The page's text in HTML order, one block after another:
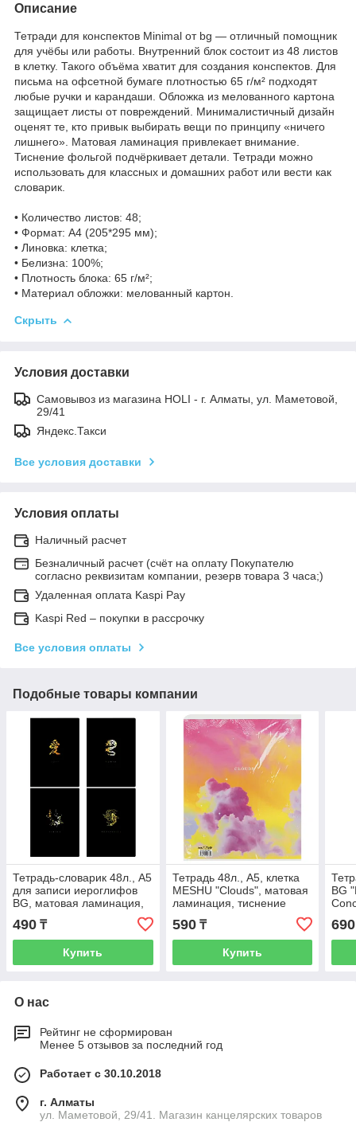
Описание
Тетради для конспектов Minimal от bg — отличный помощник
для учёбы или работы. Внутренний блок состоит из 48 листов
в клетку. Такого объёма хватит для создания конспектов. Для
письма на офсетной бумаге плотностью 65 г/м² подходят
любые ручки и карандаши. Обложка из мелованного картона
защищает листы от повреждений. Минималистичный дизайн
оценят те, кто привык выбирать вещи по принципу «ничего
лишнего». Матовая ламинация привлекает внимание.
Тиснение фольгой подчёркивает детали. Тетради можно
использовать для классных и домашних работ или вести как
словарик.
• Количество листов: 48;
• Формат: А4 (205*295 мм);
• Линовка: клетка;
• Белизна: 100%;
• Плотность блока: 65 г/м²;
• Материал обложки: мелованный картон.
Скрыть
Условия доставки
Самовывоз из магазина HOLI - г. Алматы, ул. Маметовой,
29/41
Яндекс.Такси
Все условия доставки
Условия оплаты
Наличный расчет
Безналичный расчет (счёт на оплату Покупателю
согласно реквизитам компании, резерв товара 3 часа;)
Удаленная оплата Kaspi Pay
Kaspi Red – покупки в рассрочку
Все условия оплаты
Подобные товары компании
Тетрадь-словарик 48л., А5
для записи иероглифов
BG, матовая ламинация,
тиснение фольгой
490 ₸
Купить
Тетрадь 48л., А5, клетка
MESHU "Clouds", матовая
ламинация, тиснение
фольгой
590₸
Купить
BG
690
О нас
Рейтинг не сформирован
Менее 5 отзывов за последний год
Работает с 30.10.2018
г. Алматы
ул. Маметовой, 29/41. Магазин канцелярских товаров